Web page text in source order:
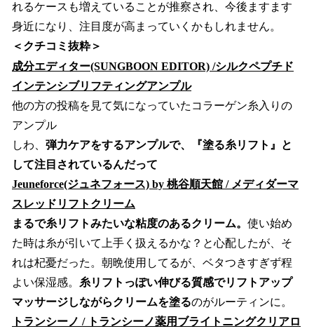
れるケースも増えていることが推察され、今後ますます
身近になり、注目度が高まっていくかもしれません。
＜クチコミ抜粋＞
成分エディター(SUNGBOON EDITOR) /シルクペプチド
インテンシブリフティングアンプル
他の方の投稿を見て気になっていたコラーゲン糸入りの
アンプル
しわ、 弾力ケアをするアンプルで、『塗る糸リフト』と
して注目されているんだって
Jeuneforce(ジュネフォース) by 桃谷順天館 / メディダーマ
スレッドリフトクリーム
まるで糸リフトみたいな粘度のあるクリーム。 使い始め
た時は糸が引いて上手く扱えるかな？と心配したが、そ
れは杞憂だった。朝晩使用してるが、ベタつきすぎず程
よい保湿感。
糸リフトっぽい伸びる質感でリフトアップ
マッサージしながらクリームを塗るのがルーティンに。
トランシーノ / トランシーノ薬用ブライトニングクリアロ